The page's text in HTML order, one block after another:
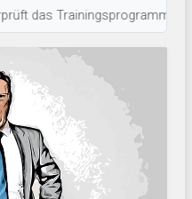
das Trainingsprogramm. •